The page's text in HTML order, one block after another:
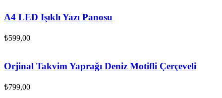
A4 LED Işıklı Yazı Panosu
₺599,00
Orjinal Takvim Yaprağı Deniz Motifli Çerçeveli
₺799,00